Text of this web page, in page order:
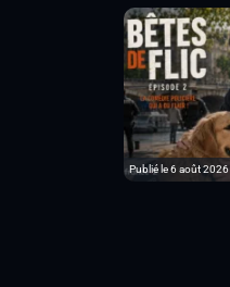
Publié le 6 août 2026